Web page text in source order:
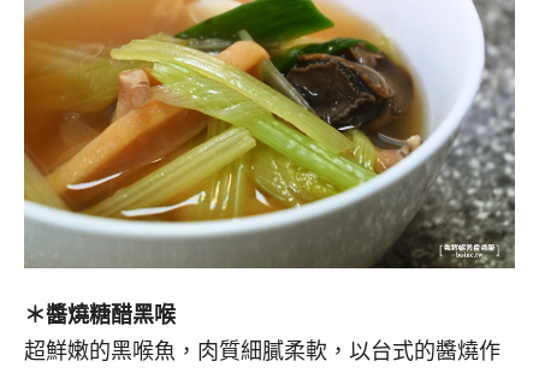
＊醬燒糖醋黑喉
超鮮嫩的黑喉魚，肉質細膩柔軟，以台式的醬燒作